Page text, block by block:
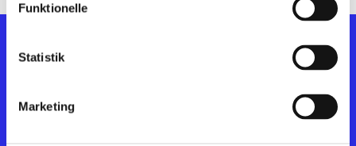
Funktionelle
Statistik
Marketing